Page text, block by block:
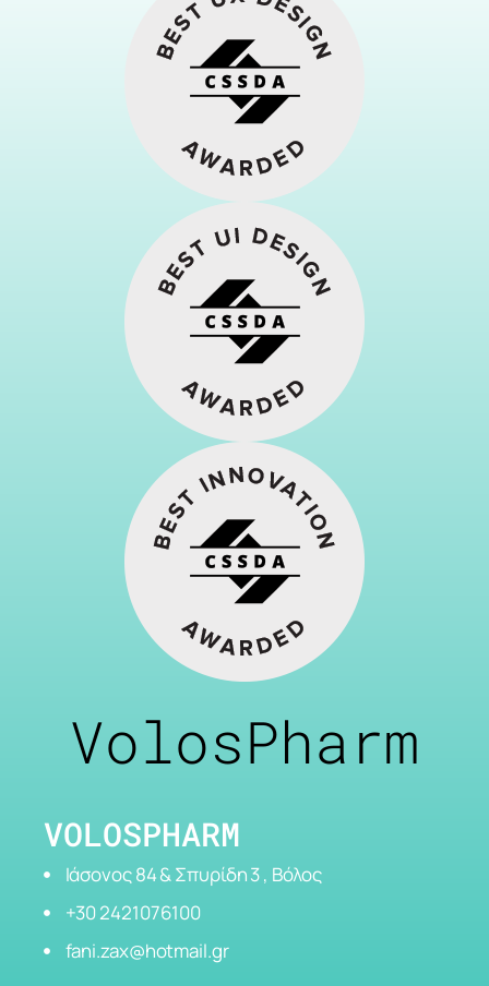
VolosPharm
VOLOSPHARM
Ιάσονος 84 & Σπυρίδη 3 , Βόλος
+30 2421076100
fani.zax@hotmail.gr